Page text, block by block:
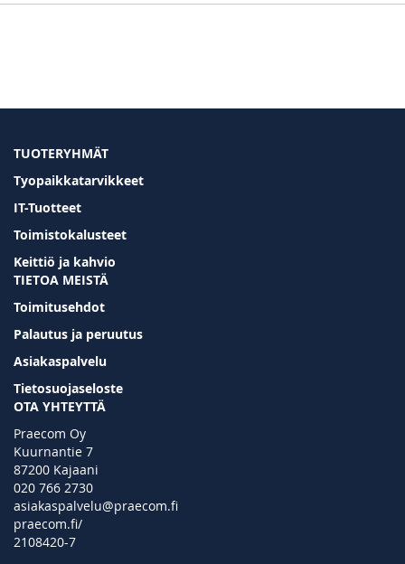
TUOTERYHMÄT
Tyopaikkatarvikkeet
IT-Tuotteet
Toimistokalusteet
Keittiö ja kahvio
TIETOA MEISTÄ
Toimitusehdot
Palautus ja peruutus
Asiakaspalvelu
Tietosuojaseloste
OTA YHTEYTTÄ
Praecom Oy
Kuurnantie 7
87200 Kajaani
020 766 2730
asiakaspalvelu@praecom.fi
praecom.fi/
2108420-7